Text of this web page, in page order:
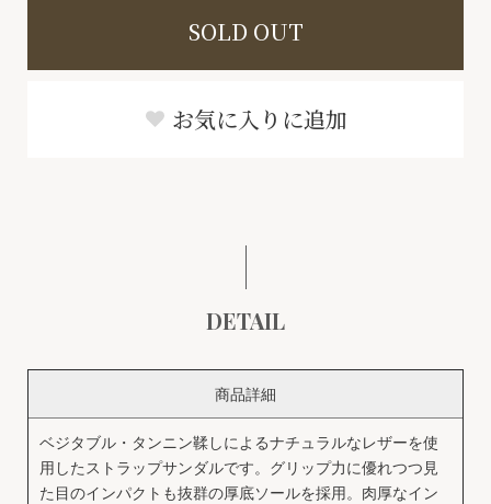
SOLD OUT
お気に入りに追加
DETAIL
商品詳細
ベジタブル・タンニン鞣しによるナチュラルなレザーを使
用したストラップサンダルです。グリップ力に優れつつ見
た目のインパクトも抜群の厚底ソールを採用。肉厚なイン